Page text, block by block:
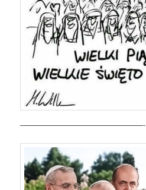
————————————————-